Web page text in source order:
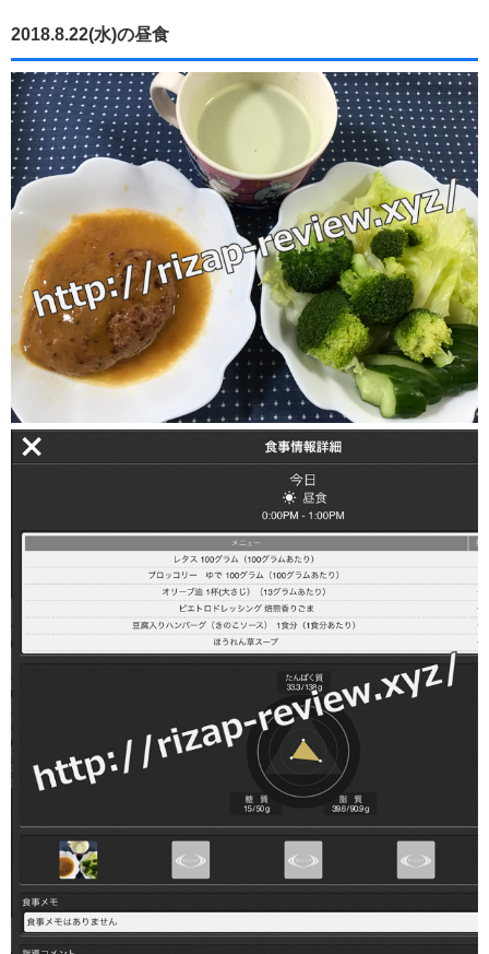
2018.8.22(水)の昼食